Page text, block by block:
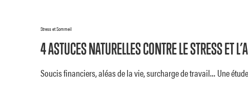
Stress et Sommeil
4 ASTUCES NATURELLES CONTRE LE STRESS ET
Soucis financiers, aléas de la vie, surcharge de travail… Une